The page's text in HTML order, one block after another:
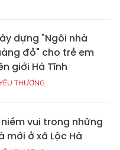
dựng "Ngôi nhà
đỏ" cho trẻ em
giới Hà Tĩnh
THƯƠNG
vui trong những
mới ở xã Lộc Hà